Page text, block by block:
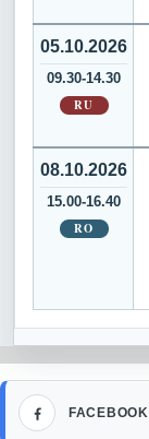
05.10.2026
09.30-14.30
RU
08.10.2026
15.00-16.40
RO
FACEBOOK
Facebook